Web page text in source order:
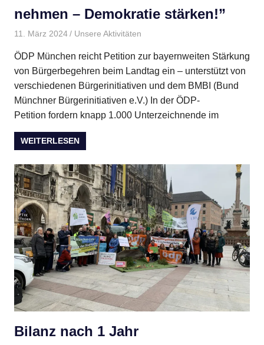
nehmen – Demokratie stärken!”
11. März 2024 BMBI
Unsere Aktivitäten
ÖDP München reicht Petition zur bayernweiten Stärkung
von Bürgerbegehren beim Landtag ein – unterstützt von
verschiedenen Bürgerinitiativen und dem BMBI (Bund
Münchner Bürgerinitiativen e.V.) In der ÖDP-
Petition fordern knapp 1.000 Unterzeichnende im
WEITERLESEN
Bilanz nach 1 Jahr